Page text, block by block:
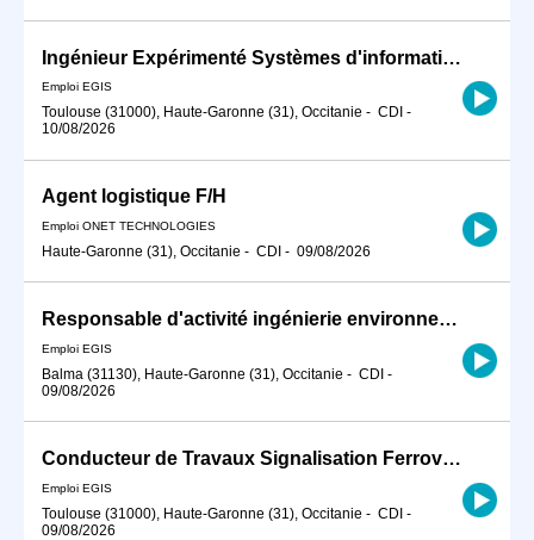
Ingénieur Expérimenté Systèmes d'information et Courants Faibles Métro Ligne C Toulouse
Emploi EGIS
Toulouse (31000), Haute-Garonne (31), Occitanie - CDI -
10/08/2026
Agent logistique F/H
Emploi ONET TECHNOLOGIES
Haute-Garonne (31), Occitanie - CDI - 09/08/2026
Responsable d'activité ingénierie environnementale H/F
Emploi EGIS
Balma (31130), Haute-Garonne (31), Occitanie - CDI -
09/08/2026
Conducteur de Travaux Signalisation Ferroviaire Confirmé H/F
Emploi EGIS
Toulouse (31000), Haute-Garonne (31), Occitanie - CDI -
09/08/2026